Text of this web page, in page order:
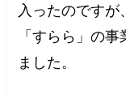
入ったのですが
「すらら」の
ました。